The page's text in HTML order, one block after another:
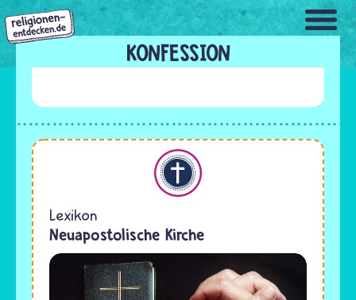
Direkt
zum
Inhalt
KONFESSION
Christentum
Lexikon
Neuapostolische Kirche